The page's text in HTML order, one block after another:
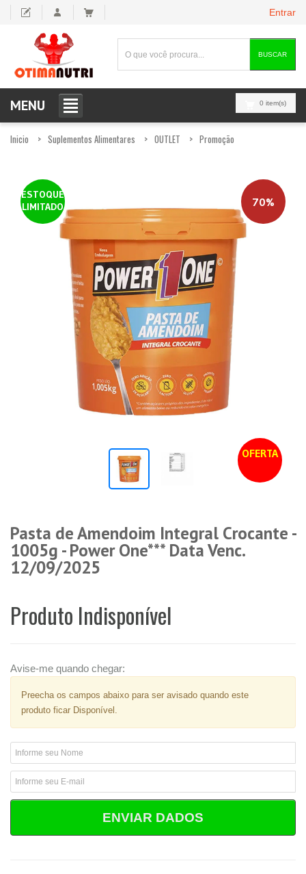
Entrar
BUSCAR
0 item(s)
MENU
Inicio Suplementos Alimentares OUTLET Promoção
70%
OFERTA
ESTOQUE
LIMITADO
Pasta de Amendoim Integral Crocante -
1005g - Power One*** Data Venc.
12/09/2025
Produto Indisponível
Avise-me quando chegar:
Preecha os campos abaixo para ser avisado quando este
produto ficar Disponível.
ENVIAR DADOS